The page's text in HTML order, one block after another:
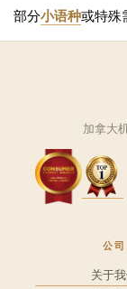
部分小语种或特殊
加拿大
公司
关于